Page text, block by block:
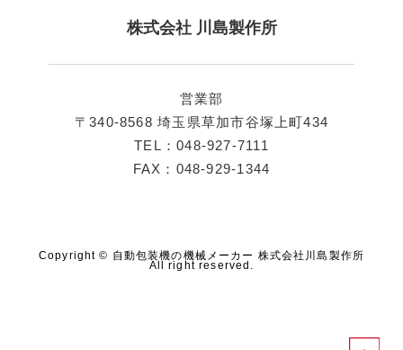
株式会社 川島製作所
営業部
〒340-8568 埼玉県草加市谷塚上町434
TEL：048-927-7111
FAX：048-929-1344
Copyright © 自動包装機の機械メーカー 株式会社川島製作所
All right reserved.